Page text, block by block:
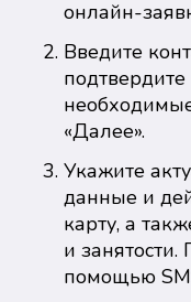
онлайн-
Введите
подтвердите
«Далее».
Укажите
данные и
карту, а
и
помощью